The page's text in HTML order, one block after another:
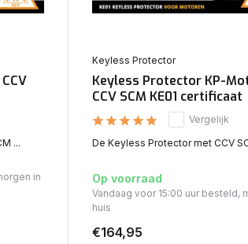
...
in
Keyless Protector
Keyless Protector KP-
CCV SCM KE01 certificaat
Vergelijk
De Keyless Protector met CCV
Op voorraad
Vandaag voor 15:00 uur besteld,
huis
€164,95